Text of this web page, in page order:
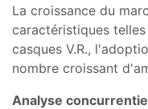
La croissance du
caractéristiques
casques V.R.,
nombre croissant
Analyse